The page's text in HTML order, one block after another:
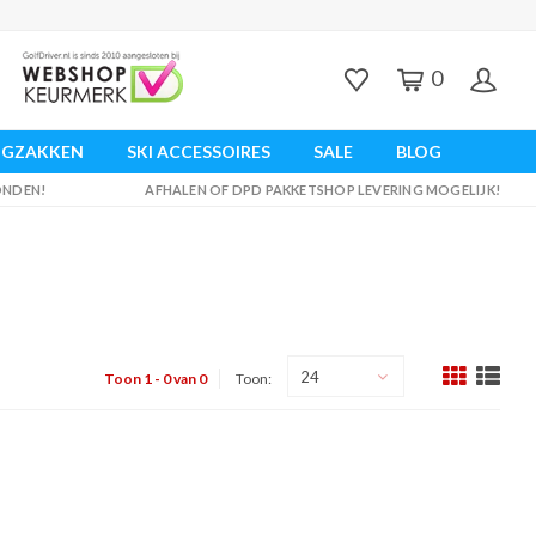
0
SKI ACCESSOIRES SALE BLOG
AFHALEN OF DPD PAKKETSHOP LEVERING MOGELIJK!
Toon 1 - 0 van 0 Toon: 24